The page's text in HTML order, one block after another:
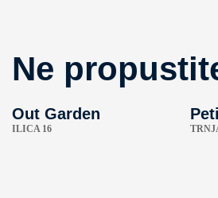
Ne
Out Garden
ILICA 16